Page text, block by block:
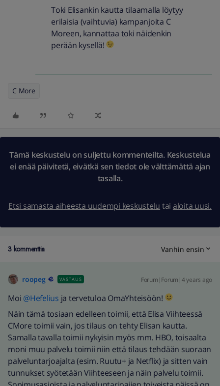
Toki Elisankin kautta tilaamalla löytyy
erilaisia (vaihtuvia) kampanjoita C
Moreen, kannattaa toki näidenkin
perään kysellä!
C More
Tämä keskustelu on suljettu kommenteilta. Keskustelua
ei enää päivitetä, eivätkä sen tiedot ole välttämättä ajan
tasalla.
Etsi samasta aiheesta uudempi keskustelu tai aloita uusi.
3 kommenttia Vanhin ensin
roopeg VASTAUS Forum|Forum|4 years ago
Moi @Hefelius ja tervetuloa OmaYhteisöön!
Näin tämä tosiaan edelleen toimii, että Elisa Viihteessä
CMore toimii vain, jos tilaus on tehty Elisan kautta.
Samalla tavalla toimii nykyisin myös mm. HBO, toisaalta
moni muu palvelu toimii niin että tilaus tehdään suoraan
palveluntarjoajalta (esim. Ruutu+ ja Netflix) ja sitten vain
tunnukset syötetään Viihteeseen ja näin palvelu toimii.